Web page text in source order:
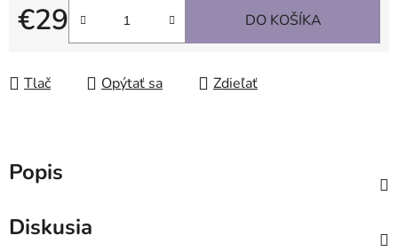
€29
Jednotková cena:
DO KOŠÍKA
Tlač Opýtať sa Zdieľať
Popis
Diskusia